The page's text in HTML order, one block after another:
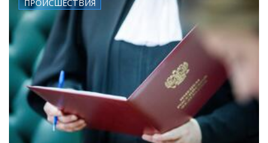
ПРОИСШЕСТВИЯ